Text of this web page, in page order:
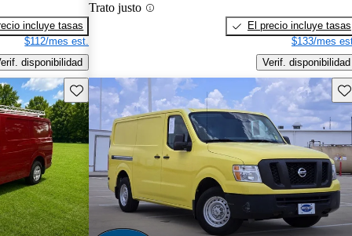
incluye tasas
$112/mes est.
disponibilidad
Trato justo
El precio incluye tasas
$133/mes
Verif. disponibilidad
Guarda este Aviso